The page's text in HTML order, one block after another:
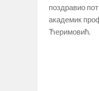
поздравио
академик
Ћеримовић.